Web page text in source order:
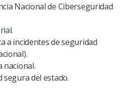
Nacional de Ciberseguridad
a incidentes de seguridad
nacional.
segura del estado.